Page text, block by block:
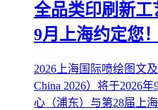
全品类印刷新工
9月上海约定您！
2026上海国际喷绘图文
China 2026）将于2026
心（浦东）与第28届上